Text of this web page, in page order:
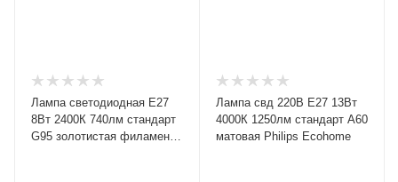
Лампа светодиодная Е27
8Вт 2400К 740лм стандарт
G95 золотистая филамент
Лампа свд 220В Е27 13Вт
4000К 1250лм стандарт A60
матовая Philips Ecohome